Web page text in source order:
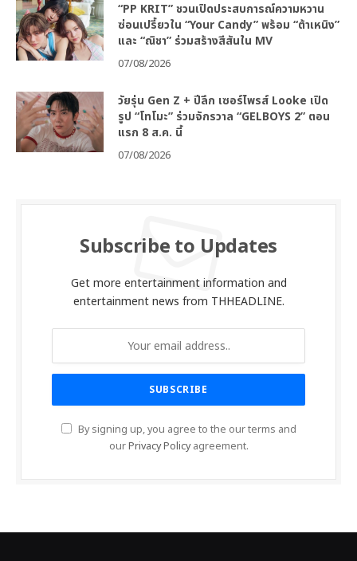
“PP KRIT” ชวนเปิดประสบการณ์ความหวาน
ซ่อนเปรี้ยวใน “Your Candy” พร้อม “ต้าเหนิง”
และ “ณิชา” ร่วมสร้างสีสันใน MV
07/08/2026
วัยรุ่น Gen Z + ปีลึก เซอร์ไพรส์ Looke เปิด
รูป “โทโมะ” ร่วมจักรวาล “GELBOYS 2” ตอน
แรก 8 ส.ค. นี้
07/08/2026
Subscribe to Updates
Get more entertainment information and
entertainment news from THHEADLINE.
By signing up, you agree to the our terms and
ourPrivacy Policyagreement.